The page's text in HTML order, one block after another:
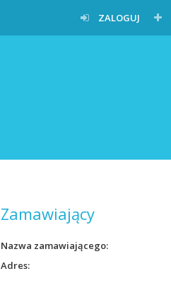
ZALOGUJ
Zamawiający
Nazwa zamawiającego
Adres